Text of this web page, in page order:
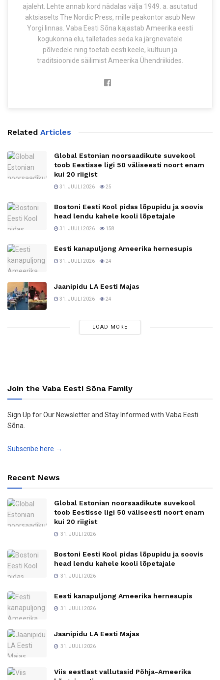
ajaleht. Lehte annab kord nädalas välja 1949. a. asutatud
aktsiaselts The Nordic Press, mille peakontor asub New
Yorgi linnas. Vaba Eesti Sõna kajastab Ameerika eesti
kogukonna elu, talletades seda ka järgnevatele
põlvedele ning toetab eesti keele, kultuuri ja
traditsioonide säilimist Ameerika Ühendriikides.
Related Articles
Global Estonian noorsaadikute suvekool
toob Eestisse ligi 50 väliseesti noort enam
kui 20 riigist
31. JUULI 2026 25
Bostoni Eesti Kool pidas lõpupidu ja soovis
head lendu kahele kooli lõpetajale
31. JUULI 2026 158
Eesti kanapuljong Ameerika hernesupis
31. JUULI 2026 24
Jaanipidu LA Eesti Majas
31. JUULI 2026 24
LOAD MORE
Join the Vaba Eesti Sõna Family
Sign Up for Our Newsletter and Stay Informed with Vaba Eesti
Sõna.
Subscribe here →
Recent News
Global Estonian noorsaadikute suvekool
toob Eestisse ligi 50 väliseesti noort enam
kui 20 riigist
31. JUULI 2026
Bostoni Eesti Kool pidas lõpupidu ja soovis
head lendu kahele kooli lõpetajale
31. JUULI 2026
Eesti kanapuljong Ameerika hernesupis
31. JUULI 2026
Jaanipidu LA Eesti Majas
31. JUULI 2026
Viis eestlast vallutasid Põhja-Ameerika